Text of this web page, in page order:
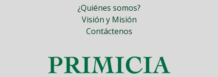
¿Quiénes somos?
Visión y Misión
Contáctenos